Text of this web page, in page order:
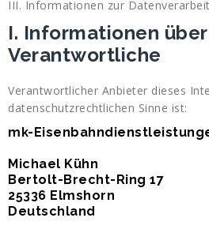
III. Informationen zur
I. Informationen
Verantwortliche
Verantwortlicher Anbieter dieses
datenschutzrechtlichen Sinne ist:
mk-
Michael Kühn
Bertolt-Brecht-Ring 17
25336 Elmshorn
Deutschland